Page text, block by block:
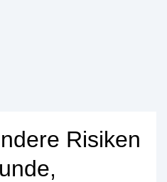
Risiken